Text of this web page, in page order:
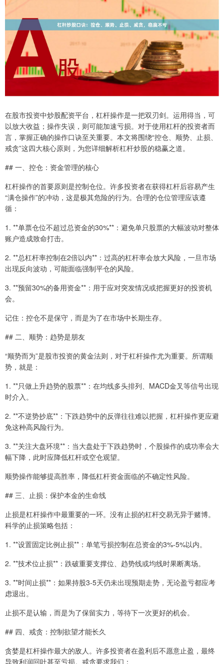
在股市投资中炒股配资平台，杠杆操作是一把双刃剑。运用得当，可
以放大收益；操作失误，则可能加速亏损。对于使用杠杆的投资者而
言，掌握正确的操作口诀至关重要。本文将围绕“控仓、顺势、止损、
戒贪”这四大核心原则，为您详细解析杠杆炒股的稳赢之道。
## 一、控仓：资金管理的核心
杠杆操作的首要原则是控制仓位。许多投资者在获得杠杆后容易产生
“满仓操作”的冲动，这是极其危险的行为。合理的仓位管理应该遵
循：
1. **单票仓位不超过总资金的30%**：避免单只股票的大幅波动对整体
账户造成致命打击。
2. **总杠杆率控制在2倍以内**：过高的杠杆率会放大风险，一旦市场
出现反向波动，可能面临强制平仓的风险。
3. **预留30%的备用资金**：用于应对突发情况或把握更好的投资机
会。
记住：控仓不是保守，而是为了在市场中长期生存。
## 二、顺势：趋势是朋友
“顺势而为”是股市投资的黄金法则，对于杠杆操作尤为重要。所谓顺
势，就是：
1. **只做上升趋势的股票**：在均线多头排列、MACD金叉等信号出现
时介入。
2. **不逆势抄底**：下跌趋势中的反弹往往难以把握，杠杆操作更应避
免这种高风险行为。
3. **关注大盘环境**：当大盘处于下跌趋势时，个股操作的成功率会大
幅下降，此时应降低杠杆或空仓观望。
顺势操作能够提高胜率，降低杠杆资金面临的不确定性风险。
## 三、止损：保护本金的生命线
止损是杠杆操作中最重要的一环。没有止损的杠杆交易无异于赌博。
科学的止损策略包括：
1. **设置固定比例止损**：单笔亏损控制在总资金的3%-5%以内。
2. **技术位止损**：跌破重要支撑位、趋势线或均线时果断离场。
3. **时间止损**：如果持股3-5天仍未出现预期走势，无论盈亏都应考
虑退出。
止损不是认输，而是为了保留实力，等待下一次更好的机会。
## 四、戒贪：控制欲望才能长久
贪婪是杠杆操作最大的敌人。许多投资者在盈利后不愿意止盈，最终
导致利润回吐甚至亏损。戒贪要求我们：